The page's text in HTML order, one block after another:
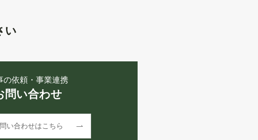
い
の依頼・事業連携
問い合わせ
い合わせはこちら